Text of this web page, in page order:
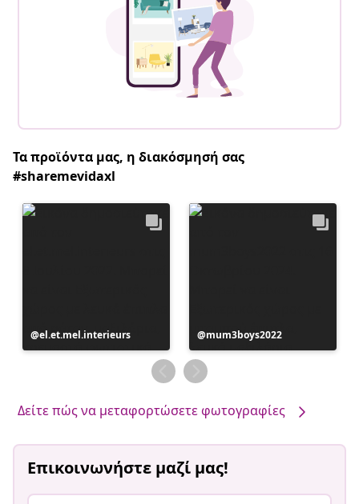
Τα προϊόντα μας, η διακόσμησή σας
#sharemevidaxl
Η
ανάρτηση
el.et.mel.interieurs
Η
ανάρτηση
δημοσιεύθηκε
από
mum3boys2022
Δείτε πώς να μεταφορτώσετε φωτογραφίες
Επικοινωνήστε μαζί μας!